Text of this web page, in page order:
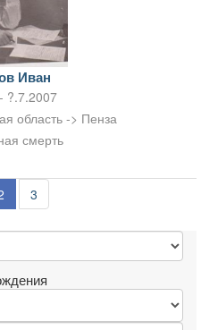
Иван
?.7.2007
область -> Пенза
смерть
3